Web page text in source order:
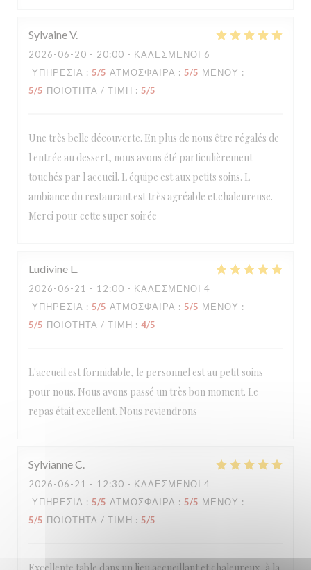
SylvaineV
2026-06-20 - 20:00 - ΚΑΛΕΣΜΈΝΟΙ 6
ΥΠΗΡΕΣΊΑ : 5/5 ΑΤΜΌΣΦΑΙΡΑ : 5/5 ΜΕΝΟΎ :
5/5 ΠΟΙΌΤΗΤΑ / ΤΙΜΉ : 5/5
Une très belle découverte. En plus de nous être régalés de
l entrée au dessert, nous avons été particulièrement
touchés par l accueil. L équipe est aux petits soins. L
ambiance du restaurant est très agréable et chaleureuse.
Merci pour cette super soirée
Ludivine L
2026-06-21 - 12:00 - ΚΑΛΕΣΜΈΝΟΙ 4
ΥΠΗΡΕΣΊΑ : 5/5 ΑΤΜΌΣΦΑΙΡΑ : 5/5 ΜΕΝΟΎ :
5/5 ΠΟΙΌΤΗΤΑ / ΤΙΜΉ : 4/5
L'accueil est formidable, le personnel est au petit soins
pour nous. Nous avons passé un très bon moment. Le
repas était excellent. Nous reviendrons
SylvianneC
2026-06-21 - 12:30 - ΚΑΛΕΣΜΈΝΟΙ 4
ΥΠΗΡΕΣΊΑ : 5/5 ΑΤΜΌΣΦΑΙΡΑ : 5/5 ΜΕΝΟΎ :
5/5 ΠΟΙΌΤΗΤΑ / ΤΙΜΉ : 5/5